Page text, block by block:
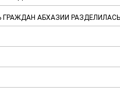
АБХАЗИИ